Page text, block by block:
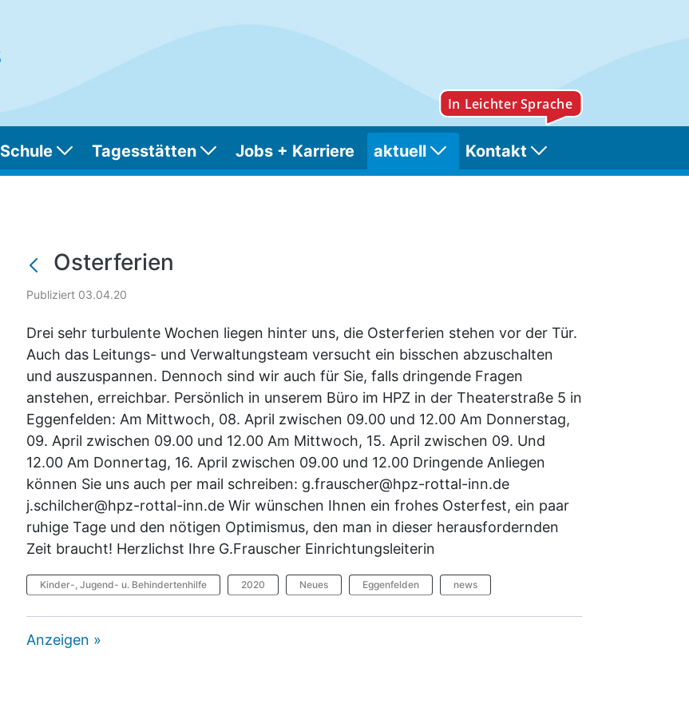
Schule Tagesstätten Jobs + Karriere aktuell Kontakt
Osterferien
Publiziert 03.04.20
Drei sehr turbulente Wochen liegen hinter uns, die Osterferien stehen vor der Tür.
Auch das Leitungs- und Verwaltungsteam versucht ein bisschen abzuschalten
und auszuspannen. Dennoch sind wir auch für Sie, falls dringende Fragen
anstehen, erreichbar. Persönlich in unserem Büro im HPZ in der Theaterstraße 5 in
Eggenfelden: Am Mittwoch, 08. April zwischen 09.00 und 12.00 Am Donnerstag,
09. April zwischen 09.00 und 12.00 Am Mittwoch, 15. April zwischen 09. Und
12.00 Am Donnertag, 16. April zwischen 09.00 und 12.00 Dringende Anliegen
können Sie uns auch per mail schreiben: g.frauscher@hpz-rottal-inn.de
j.schilcher@hpz-rottal-inn.de Wir wünschen Ihnen ein frohes Osterfest, ein paar
ruhige Tage und den nötigen Optimismus, den man in dieser herausfordernden
Zeit braucht! Herzlichst Ihre G.Frauscher Einrichtungsleiterin
Kinder-, Jugend- u. Behindertenhilfe 2020 Neues Eggenfelden news
Anzeigen »